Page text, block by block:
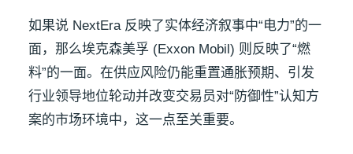
如果说 NextEra 反映了实体经济叙事中“电力”的一
面，那么埃克森美孚 (Exxon Mobil) 则反映了“燃
料”的一面。在供应风险仍能重置通胀预期、引发
行业领导地位轮动并改变交易员对“防御性”认知方
案的市场环境中，这一点至关重要。